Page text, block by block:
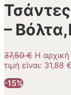
–
37,50€ Η αρχική
τιμή είναι: 31,88
-15%